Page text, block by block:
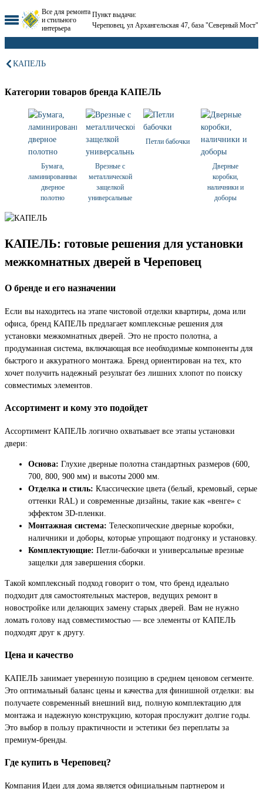
Все для ремонта
и стильного
интерьера
Пункт выдачи:
Череповец, ул Архангельская 47, база "Северный Мост"
КАПЕЛЬ
Категории товаров бренда КАПЕЛЬ
Бумага,
ламинированные,
дверное
полотно
Врезные с
металлической
защелкой
универсальные
Петли бабочки
Дверные
коробки,
наличники и
доборы
КАПЕЛЬ: готовые решения для установки
межкомнатных дверей в Череповец
О бренде и его назначении
Если вы находитесь на этапе чистовой отделки квартиры, дома или
офиса, бренд КАПЕЛЬ предлагает комплексные решения для
установки межкомнатных дверей. Это не просто полотна, а
продуманная система, включающая все необходимые компоненты для
быстрого и аккуратного монтажа. Бренд ориентирован на тех, кто
хочет получить надежный результат без лишних хлопот по поиску
совместимых элементов.
Ассортимент и кому это подойдет
Ассортимент КАПЕЛЬ логично охватывает все этапы установки
двери:
Основа: Глухие дверные полотна стандартных размеров (600,
700, 800, 900 мм) и высоты 2000 мм.
Отделка и стиль: Классические цвета (белый, кремовый, серые
оттенки RAL) и современные дизайны, такие как «венге» с
эффектом 3D-пленки.
Монтажная система: Телескопические дверные коробки,
наличники и доборы, которые упрощают подгонку и установку.
Комплектующие: Петли-бабочки и универсальные врезные
защелки для завершения сборки.
Такой комплексный подход говорит о том, что бренд идеально
подходит для самостоятельных мастеров, ведущих ремонт в
новостройке или делающих замену старых дверей. Вам не нужно
ломать голову над совместимостью — все элементы от КАПЕЛЬ
подходят друг к другу.
Цена и качество
КАПЕЛЬ занимает уверенную позицию в среднем ценовом сегменте.
Это оптимальный баланс цены и качества для финишной отделки: вы
получаете современный внешний вид, полную комплектацию для
монтажа и надежную конструкцию, которая прослужит долгие годы.
Это выбор в пользу практичности и эстетики без переплаты за
премиум-бренды.
Где купить в Череповец?
Компания Идеи для дома является официальным партнером и